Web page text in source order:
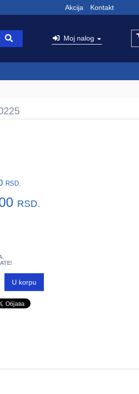
Akcija Kontakt
Moj nalog
RSD.
RSD.
U korpu